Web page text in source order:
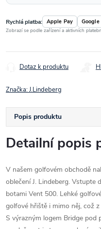
Rychlá platba: Apple Pay Google
Zobrazí se podle zařízení a aktivních
Dotaz k produktu
Značka:J.Lindeberg
Popis produktu
Detailní popis
V našem golfovém obchodě
oblečení J. Lindeberg.
botami Vent 500. Lehké
golfové hřiště i mimo něj, což
S výrazným logem Bridge pod